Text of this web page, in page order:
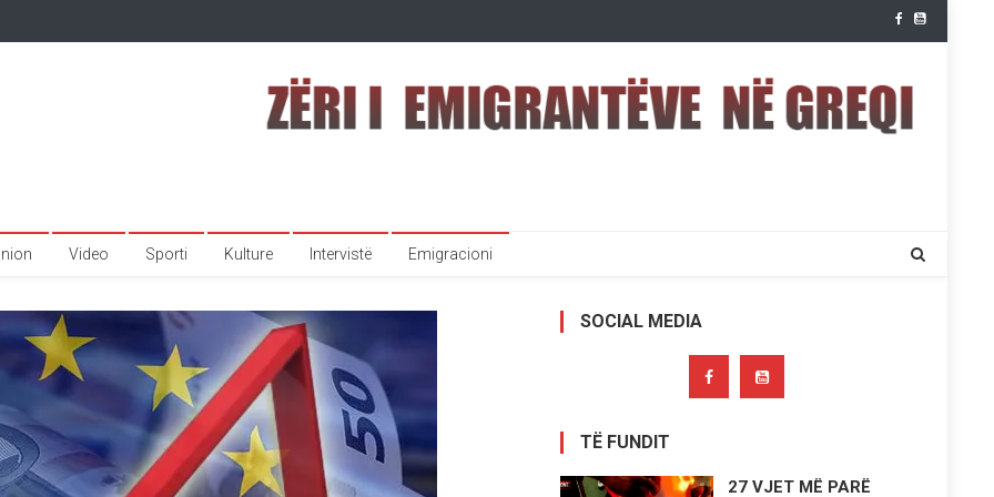
Video Sporti Kulture Intervistë Emigracioni
SOCIAL MEDIA
TË FUNDIT
27 VJET MË PARË